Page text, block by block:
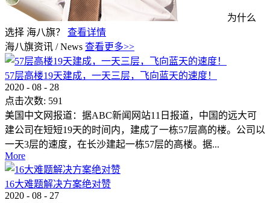
为什么
选择 海八旗？
查看详情
海八旗资讯 / News 查看更多>>
57层高楼19天建成，一天三层，飞向蓝天的速度！
2020 - 08 - 28
点击次数: 591
美国中文网报道：据ABC新闻网站11日报道，中国的远大可
建公司在短短19天的时间内，建成了一栋57层高的楼。公司以
一天3层的速度，在长沙建起一栋57层的高楼。据...
More
16大难题解决方案绝对赞
2020 - 08 - 27